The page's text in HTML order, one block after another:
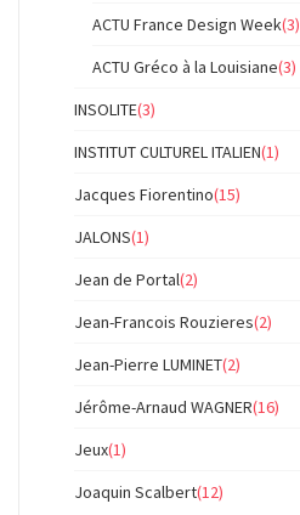
ACTU France Design Week(3)
ACTU Gréco à la Louisiane(3)
INSOLITE(3)
INSTITUT CULTUREL ITALIEN(1)
Jacques Fiorentino(15)
JALONS(1)
Jean de Portal(2)
Jean-Francois Rouzieres(2)
Jean-Pierre LUMINET(2)
Jérôme-Arnaud WAGNER(16)
Jeux(1)
Joaquin Scalbert(12)